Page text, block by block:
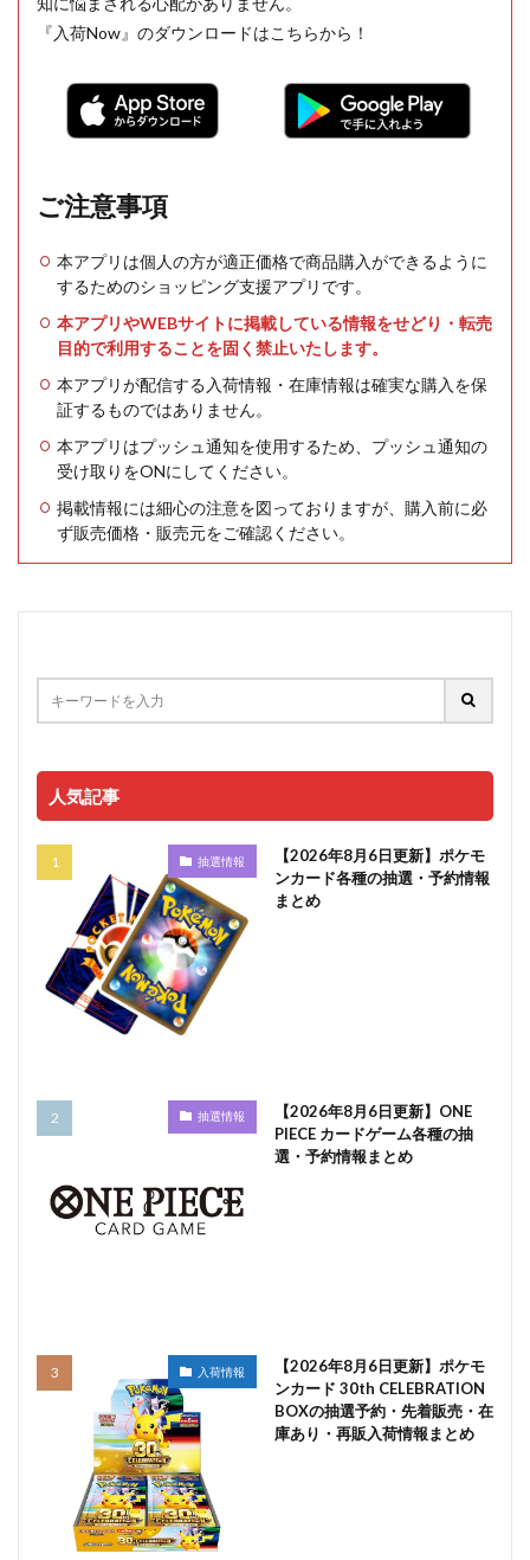
『入荷Now』のダウンロードはこちらから！
ご注意事項
本アプリは個人の方が適正価格で商品購入ができるように
するためのショッピング支援アプリです。
本アプリやWEBサイトに掲載している情報をせどり・転売
目的で利用することを固く禁止いたします。
本アプリが配信する入荷情報・在庫情報は確実な購入を保
証するものではありません。
本アプリはプッシュ通知を使用するため、プッシュ通知の
受け取りをONにしてください。
掲載情報には細心の注意を図っておりますが、購入前に必
ず販売価格・販売元をご確認ください。
人気記事
抽選情報
【2026年8月6日更新】ポケモ
ンカード各種の抽選・予約情報
まとめ
抽選情報
【2026年8月6日更新】ONE
PIECE カードゲーム各種の抽
選・予約情報まとめ
入荷情報
【2026年8月6日更新】ポケモ
ンカード 30th CELEBRATION
BOXの抽選予約・先着販売・在
庫あり・再販入荷情報まとめ